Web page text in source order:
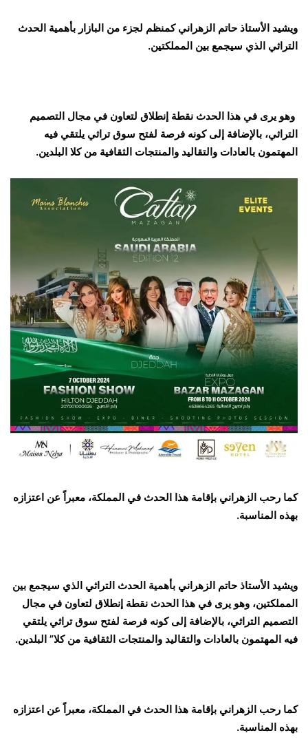
ويشيد الأستاذ حاتم الزهراني كمنظم لجزء من البازار بأهمية الحدث
التراثي الذي سيجمع بين المملكتين.
وهو يرى في هذا الحدث نقطة إنطلاق لتعاون في مجال التصميم
التراثي، بالإضافة إلى كونه فرصة لفتح سوق تراثي يلتقي فيه
المهتمون بالعادات والتقاليد والمنتجات الثقافية من كلا البلدين.
كما رحب الزهراني بإقامة هذا الحدث في المملكة، معبراً عن اعتزازه
بهذه المناسبة.
ويشيد الأستاذ حاتم الزهراني بأهمية الحدث التراثي الذي سيجمع بين
المملكتين، وهو يرى في هذا الحدث نقطة إنطلاق لتعاون في مجال
التصميم التراثي، بالإضافة إلى كونه فرصة لفتح سوق تراثي يلتقي
فيه المهتمون بالعادات والتقاليد والمنتجات الثقافية من كلا” البلدين.
كما رحب الزهراني بإقامة هذا الحدث في المملكة، معبراً عن اعتزازه
بهذه المناسبة.